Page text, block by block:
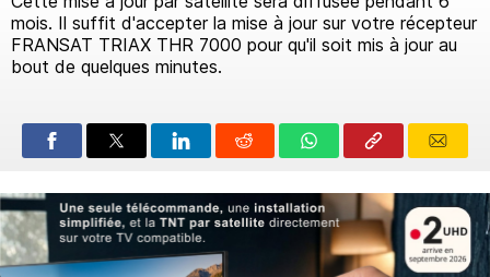
mois. Il suffit d'accepter la mise à jour sur votre récepteur
FRANSAT TRIAX THR 7000 pour qu'il soit mis à jour au
bout de quelques minutes.